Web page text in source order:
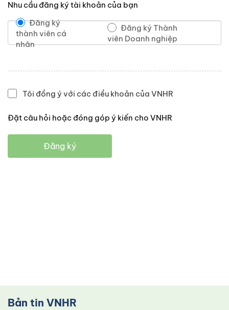
Nhu cầu đăng ký tài khoản của bạn
Đăng ký
thành viên cá
nhân
Đăng ký Thành
viên Doanh nghiệp
Tôi đồng ý với các điều khoản của VNHR
Đặt câu hỏi hoặc đóng góp ý kiến cho VNHR
Đăng ký
Bản tin VNHR